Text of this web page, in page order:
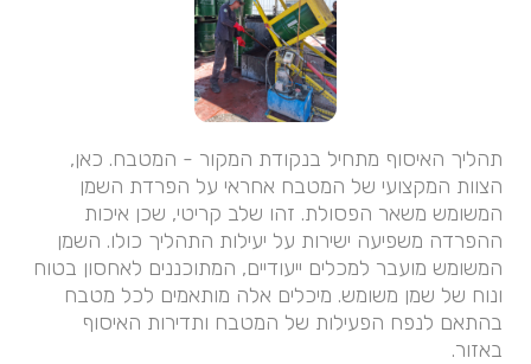
תהליך האיסוף מתחיל בנקודת המקור - המטבח. כאן,
הצוות המקצועי של המטבח אחראי על הפרדת השמן
המשומש משאר הפסולת. זהו שלב קריטי, שכן איכות
ההפרדה משפיעה ישירות על יעילות התהליך כולו. השמן
המשומש מועבר למכלים ייעודיים, המתוכננים לאחסון בטוח
ונוח של שמן משומש. מיכלים אלה מותאמים לכל מטבח
בהתאם לנפח הפעילות של המטבח ותדירות האיסוף
באזור.